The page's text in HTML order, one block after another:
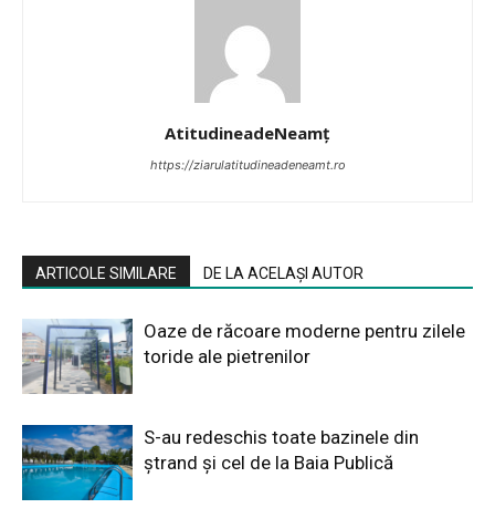
AtitudineadeNeamț
https://ziarulatitudineadeneamt.ro
ARTICOLE SIMILARE DE LA ACELAȘI AUTOR
Oaze de răcoare moderne pentru zilele
toride ale pietrenilor
S-au redeschis toate bazinele din
ștrand și cel de la Baia Publică